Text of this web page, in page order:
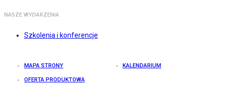
NASZE WYDARZENIA
Szkolenia i konferencje
MAPA STRONY KALENDARIUM
OFERTA PRODUKTOWA